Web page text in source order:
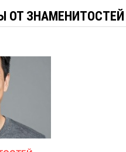
ОТ ЗНАМЕНИТОСТЕЙ